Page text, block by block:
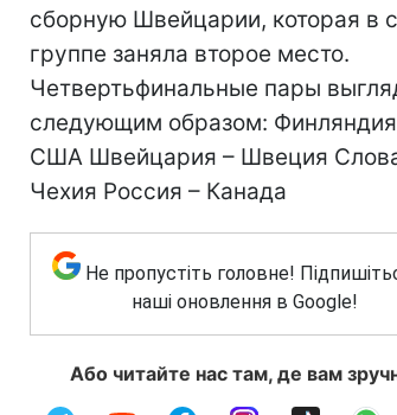
сборную Швейцарии, которая в
группе заняла второе место.
Четвертьфинальные пары
следующим образом:
США Швейцария – Швеция
Чехия Россия – Канада
Не пропустіть головне!
наші оновлення в Google!
Або читайте нас там, де вам